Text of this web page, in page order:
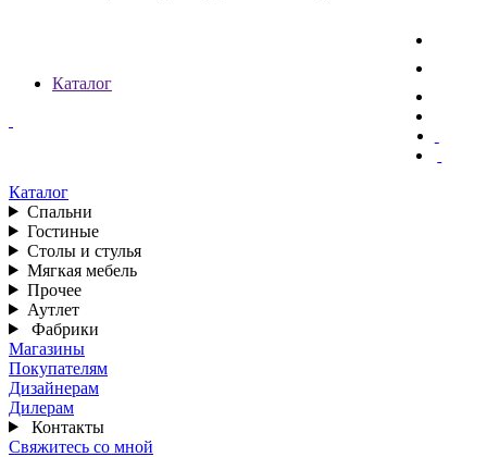
Каталог
Каталог
Спальни
Гостиные
Столы и стулья
Мягкая мебель
Прочее
Аутлет
Фабрики
Магазины
Покупателям
Дизайнерам
Дилерам
Контакты
Свяжитесь со мной